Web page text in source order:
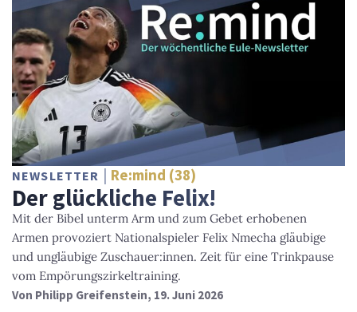
NEWSLETTER Re:mind (38)
Der glückliche Felix!
Mit der Bibel unterm Arm und zum Gebet erhobenen
Armen provoziert Nationalspieler Felix Nmecha gläubige
und ungläubige Zuschauer:innen. Zeit für eine Trinkpause
vom Empörungszirkeltraining.
Von Philipp Greifenstein, 19. Juni 2026